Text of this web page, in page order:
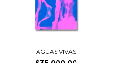
AGUAS VIVAS